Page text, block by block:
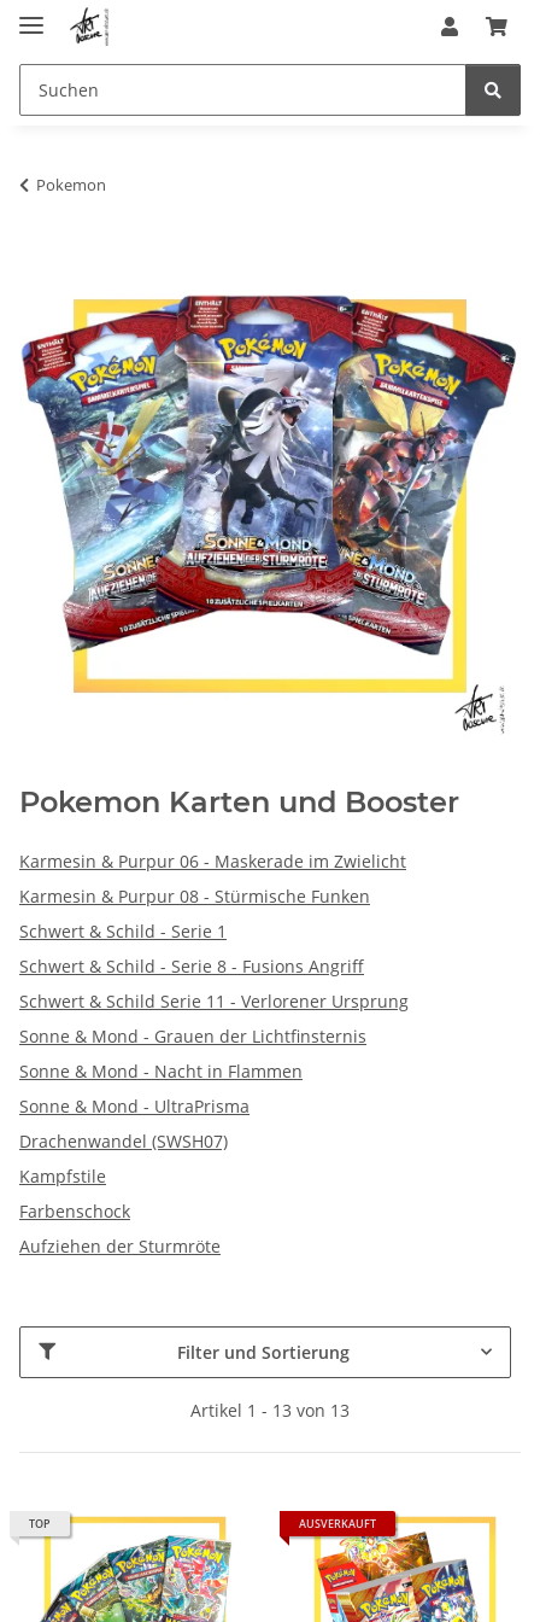
Pokemon
Pokemon Karten und Booster
Karmesin & Purpur 06 - Maskerade im Zwielicht
Karmesin & Purpur 08 - Stürmische Funken
Schwert & Schild - Serie 1
Schwert & Schild - Serie 8 - Fusions Angriff
Schwert & Schild Serie 11 - Verlorener Ursprung
Sonne & Mond - Grauen der Lichtfinsternis
Sonne & Mond - Nacht in Flammen
Sonne & Mond - UltraPrisma
Drachenwandel (SWSH07)
Kampfstile
Farbenschock
Aufziehen der Sturmröte
Filter und Sortierung
Artikel 1 - 13 von 13
TOP AUSVERKAUFT